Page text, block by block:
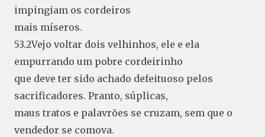
impingiam os cordeiros
mais míseros.
53.2Vejo voltar dois velhinhos, ele e ela
empurrando um pobre cordeirinho
que deve ter sido achado defeituoso pelos
sacrificadores. Pranto, súplicas,
maus tratos e palavrões se cruzam, sem que o
vendedor se comova.